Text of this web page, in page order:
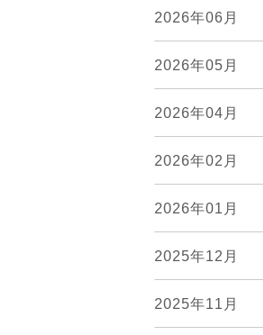
2026年06月
2026年05月
2026年04月
2026年02月
2026年01月
2025年12月
2025年11月